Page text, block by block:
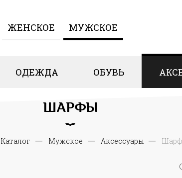
ЖЕНCКОЕ МУЖСКОЕ
ОДЕЖДА ОБУВЬ
ШАРФЫ
Каталог Мужское Аксессуары